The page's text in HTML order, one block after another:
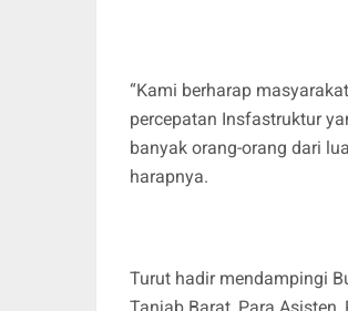
“Kami berharap
percepatan Insfastruktur
banyak orang-orang dari
harapnya.
Turut hadir mendampingi